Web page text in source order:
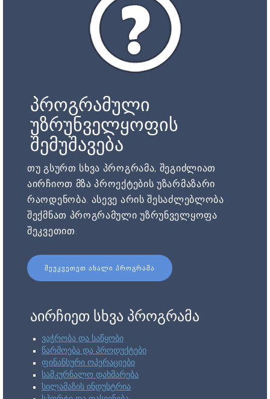
პროგრამული
უზრუნველყოფის
შემუშავება
თუ გსურთ სხვა პროგრამა, შეგიძლიათ
აირჩიოთ მზა პროექტების უზარმაზარი
რაოდენობა. ასევე არის შესაძლებლობა
შექმნათ პროგრამული უზრუნველყოფა
შეკვეთით.
ᲨᲔᲣᲙᲕᲔᲗᲔᲗ ᲐᲮᲐᲚᲘ ᲞᲠᲝᲒᲠᲐᲛᲐ
აირჩიეთ სხვა პროგრამა
ვაჭრობა და საწყობი
წარმოება და პროდუქტები
ფინანსური ოპერაციები
სამკურნალო დახმარება
სილამაზის ინდუსტრია